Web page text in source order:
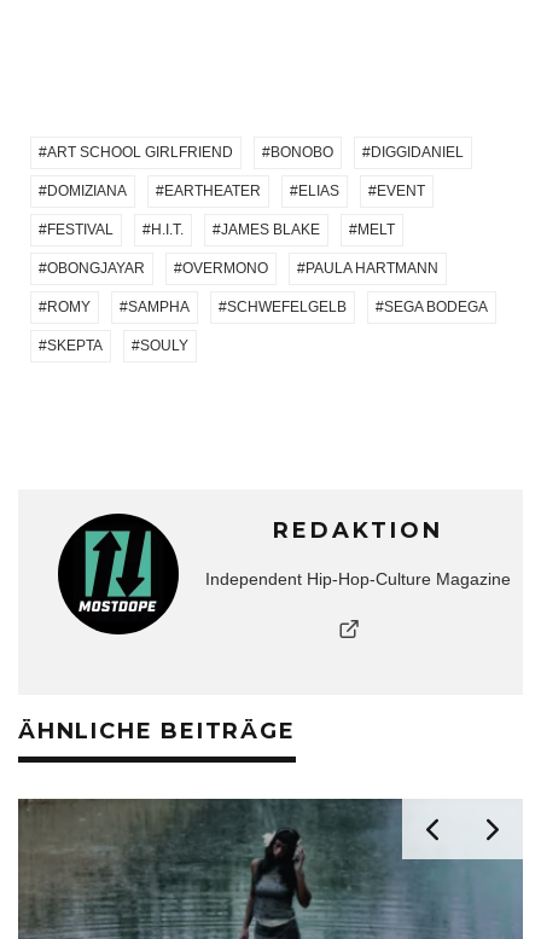
ART SCHOOL GIRLFRIEND BONOBO DIGGIDANIEL
DOMIZIANA EARTHEATER ELIAS EVENT
FESTIVAL H.I.T. JAMES BLAKE MELT
OBONGJAYAR OVERMONO PAULA HARTMANN
ROMY SAMPHA SCHWEFELGELB SEGA BODEGA
SKEPTA SOULY
REDAKTION
Independent Hip-Hop-Culture Magazine
ÄHNLICHE BEITRÄGE